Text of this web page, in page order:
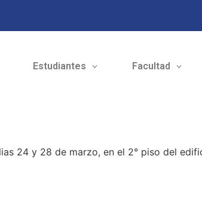
Estudiantes Facultad
24 y 28 de marzo, en el 2° piso del